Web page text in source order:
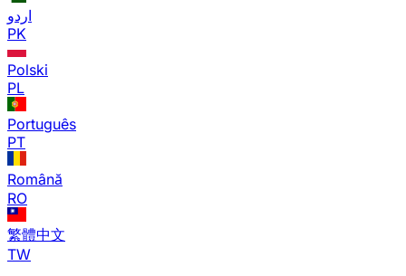
اردو
PK
Polski
PL
Português
PT
Română
RO
繁體中文
TW